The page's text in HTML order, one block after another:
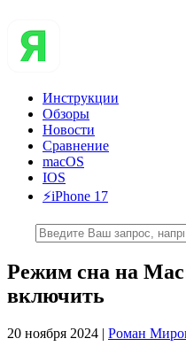
Инструкции
Обзоры
Новости
Сравнение
macOS
IOS
⚡️iPhone 17
Режим сна на
включить
20 ноября 2024 | Роман